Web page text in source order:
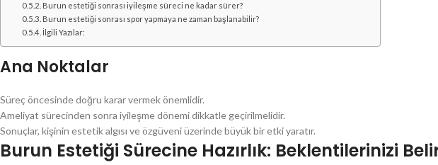
Burun estetiği sonrası iyileşme süreci ne kadar sürer?
Burun estetiği sonrası spor yapmaya ne zaman başlanabilir?
İlgili Yazılar:
Ana Noktalar
Süreç öncesinde doğru karar vermek önemlidir.
Ameliyat sürecinden sonra iyileşme dönemi dikkatle geçirilmelidir.
Sonuçlar, kişinin estetik algısı ve özgüveni üzerinde büyük bir etki yaratır.
Burun Estetiği Sürecine Hazırlık: Beklentilerinizi